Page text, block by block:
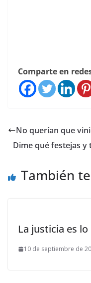
Comparte en
No querían que
Dime qué festejas y
También
La justicia es
10 de septiembre de